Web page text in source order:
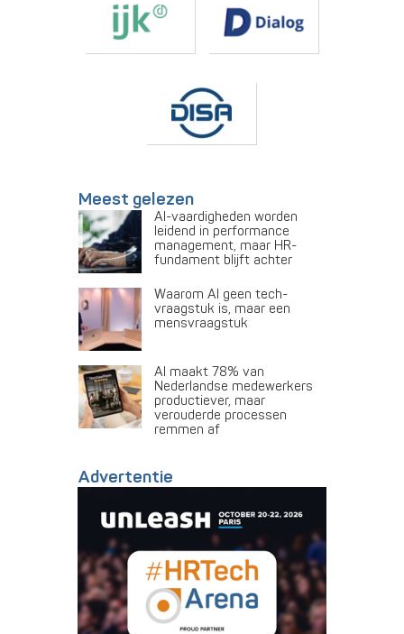
Meest gelezen
AI-vaardigheden worden
leidend in performance
management, maar HR-
fundament blijft achter
Waarom AI geen tech-
vraagstuk is, maar een
mensvraagstuk
AI maakt 78% van
Nederlandse medewerkers
productiever, maar
verouderde processen
remmen af
Advertentie